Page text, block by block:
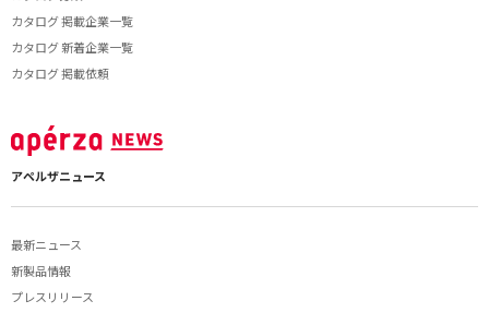
カタログ 掲載企業一覧
カタログ 新着企業一覧
カタログ 掲載依頼
アペルザニュース
最新ニュース
新製品情報
プレスリリース